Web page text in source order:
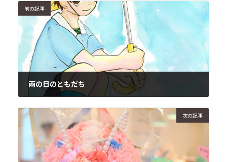
前の記事
雨の日のともだち
次の記事